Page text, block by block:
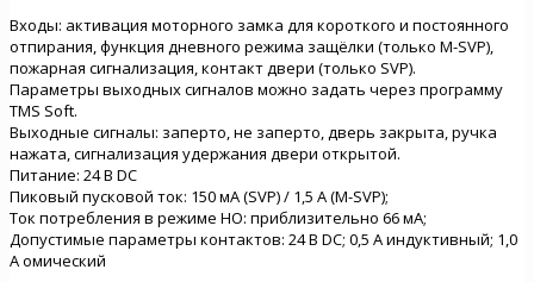
Входы: активация моторного замка для короткого и постоянного
отпирания, функция дневного режима защёлки (только M-SVP),
пожарная сигнализация, контакт двери (только SVP).
Параметры выходных сигналов можно задать через программу
TMS Soft.
Выходные сигналы: заперто, не заперто, дверь закрыта, ручка
нажата, сигнализация удержания двери открытой.
Питание: 24 В DC
Пиковый пусковой ток: 150 мА (SVP) / 1,5 A (M-SVP);
Ток потребления в режиме НО: приблизительно 66 мА;
Допустимые параметры контактов: 24 В DC; 0,5 A индуктивный; 1,0
А омический